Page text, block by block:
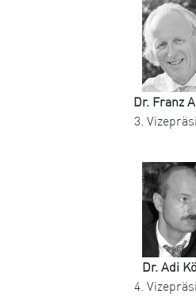
Dr. Franz
3.
Dr. Adi
4.